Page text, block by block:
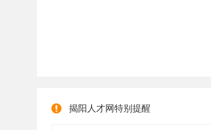
揭阳人才网特别提醒